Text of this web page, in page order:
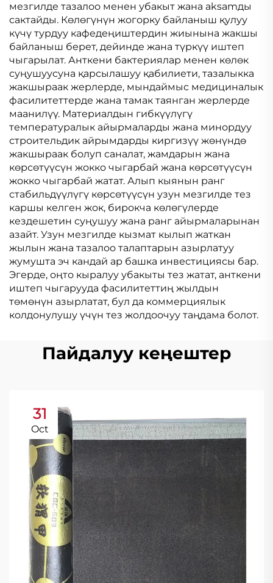
мезгилде тазалоо менен убакыт жана аksamды
сактайды. Көлөгүнүн жогорку байланыш қулуу
күчү турдуу кафедеңиштердин жиынына жакшы
байланыш берет, дейинде жана түркүү иштеп
чыгарылат. Анткени бактериялар менен көлөк
суңушуусуна қарсылашуу қабилиети, тазалыкка
жакшыраак жерлерде, мындаймыс медициналык
фасилитеттерде жана тамак таянган жерлерде
маанилүү. Материалдын гибкүүлүгү
температуралык айырмаларды жана минордуу
строительдик айрымдарды киргизүү жөнүндө
жакшыраак болуп саналат, жамдарын жана
көрсөтүүсүн жокко чыгарбай жана көрсөтүүсүн
жокко чыгарбай жатат. Алып кыянын ранг
стабильдүүлүгү көрсөтүүсүн узун мезгилде тез
каршы келген жок, бирокча көлөгүлерде
кездешетин суңушуу жана ранг айырмаларынан
азайт. Узун мезгилде кызмат кылып жаткан
жылын жана тазалоо талаптарын азырлатуу
жумушта эч кандай ар башка инвестициясы бар.
Эгерде, оңто кыралуу убакыты тез жатат, анткени
иштеп чыгарууда фасилитеттиң жылдын
төмөнүн азырлатат, бул да коммерциялык
колдонулушу үчүн тез жолдоочуу таңдама болот.
Пайдалуу кеңештер
31
Oct